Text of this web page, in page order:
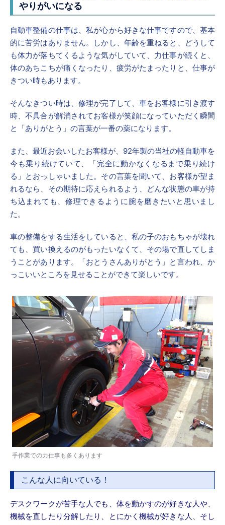
やりがいになる
自動車整備の仕事は、私が心から好きな仕事ですので、基本
的に苦労はありません。しかし、年齢を重ねると、どうして
も体力が落ちてくるような気がしていて、力仕事が続くと、
体のあちこちが痛くなったり、疲労がたまったりと、仕事が
きつい時もあります。
そんなきつい時は、修理が完了して、車をお客様に引き渡す
時、不具合が解消されてお客様が笑顔になっていただく瞬間
と「ありがとう」の言葉が一番の薬になります。
また、最近お会いしたお客様が、92年製の当社の軽自動車を
今も乗り続けていて、「完全に動かなくなるまで乗り続け
る」とおっしゃいました。その言葉を聞いて、お客様が望ま
れるなら、その期待に応えられるよう、どんな状態の車が持
ち込まれても、修理できるように腕を磨きたいと思いまし
た。
車の整備をする生活をしていると、私の子のおもちゃが壊れ
ても、買い換えるのがもったいなくて、その場で直してしま
うことがあります。「おとうさんありがとう」と言われ、か
っこいいところを見せることができて楽しいです。
手作業での力仕事も多くあります
こんな人に向いている！
デスクワークが苦手な人でも、体を動かすのが好きな人や、
機械を直したり分解したり、とにかく機械が好きな人、そし